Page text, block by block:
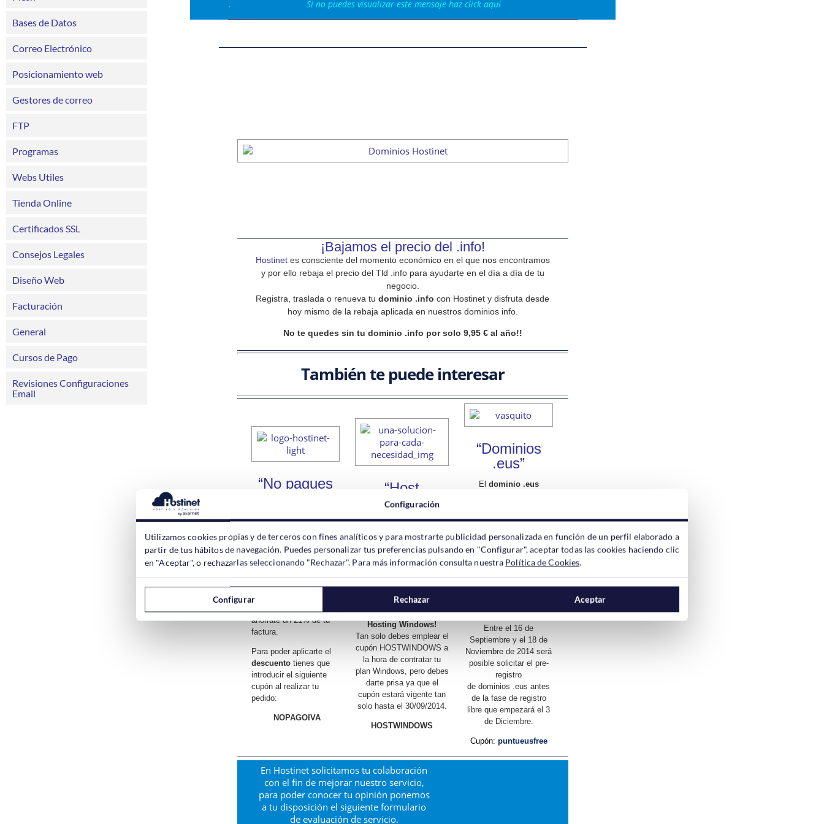
Bases de Datos
Correo Electrónico
Posicionamiento web
Gestores de correo
FTP
Programas
Webs Utiles
Tienda Online
Certificados SSL
Consejos Legales
Diseño Web
Facturación
General
Cursos de Pago
Revisiones Configuraciones
Email
Si no puedes visualizar este mensaje haz click aquí
¡Bajamos el precio del .info!
Hostinetes consciente del momento económico en el que nos encontramos
y por ello rebaja el precio del Tld .info para ayudarte en el día a día de tu
negocio.
Registra, traslada o renueva tu dominio .info con Hostinet y disfruta desde
hoy mismo de la rebaja aplicada en nuestros dominios info.
No te quedes sin tu dominio .info por solo 9,95 € al año!!
También te puede interesar
“No pagues
Contrata tualojamiento
ahorrate el IVA en la
compra de tu Hosting.
condiciones ni letra
pequeña, tan solo
ahorrate un 21% de tu
factura.
Para poder aplicarte el
descuento tienes que
introducir el siguiente
cupón al realizar tu
pedido:
NOPAGOIVA
“Host
Windows”
Hostinet desea hacerte
mas llevadera la crisis y
por ello te ofrece un
descuento inigualable
¡3 meses GRATIS de
Hosting Windows!
Tan solo debes emplear el
cupón HOSTWINDOWS a
la hora de contratar tu
plan Windows, pero debes
darte prisa ya que el
cupón estará vigente tan
solo hasta el 30/09/2014.
HOSTWINDOWS
“Dominios
.eus”
El dominio .eus
su espacio propio en
Hostinet es la única
empresa vasca que
dominios y además te…
Entre el 16 de
Septiembre y el 18 de
Noviembre de 2014 será
posible solicitar el pre-
registro
de dominios .eus antes
de la fase de registro
libre que empezará el 3
de Diciembre.
Cupón: puntueusfree
En Hostinet solicitamos tu colaboración
con el fin de mejorar nuestro servicio,
para poder conocer tu opinión ponemos
a tu disposición el siguiente formulario
de evaluación de servicio.
Configuración
Utilizamos cookies propias y de terceros con fines analíticos y para mostrarte publicidad personalizada en función de un perfil elaborado a
partir de tus hábitos de navegación. Puedes personalizar tus preferencias pulsando en "Configurar", aceptar todas las cookies haciendo clic
en "Aceptar", o rechazarlas seleccionando "Rechazar". Para más información consulta nuestra Política de Cookies.
Configurar Rechazar Aceptar